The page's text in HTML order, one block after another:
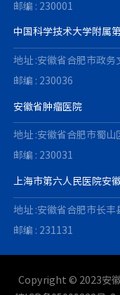
邮编 : 230001
中国科学技术大学附属
地址 :安徽省合肥市政务
邮编 : 230036
安徽省肿瘤医院
地址 :安徽省合肥市蜀山
邮编 : 230031
上海市第六人民医院安
地址 :安徽省合肥市长丰
邮编 : 231131
Copyright © 2023安